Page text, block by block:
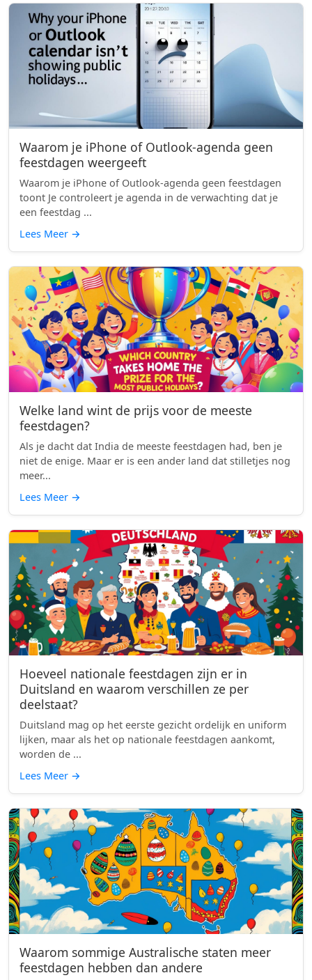
Waarom je iPhone of Outlook-agenda geen
feestdagen weergeeft
Waarom je iPhone of Outlook-agenda geen feestdagen
toont Je controleert je agenda in de verwachting dat je
een feestdag ...
Lees Meer →
Welke land wint de prijs voor de meeste
feestdagen?
Als je dacht dat India de meeste feestdagen had, ben je
niet de enige. Maar er is een ander land dat stilletjes nog
meer...
Lees Meer →
Hoeveel nationale feestdagen zijn er in
Duitsland en waarom verschillen ze per
deelstaat?
Duitsland mag op het eerste gezicht ordelijk en uniform
lijken, maar als het op nationale feestdagen aankomt,
worden de ...
Lees Meer →
Waarom sommige Australische staten meer
feestdagen hebben dan andere